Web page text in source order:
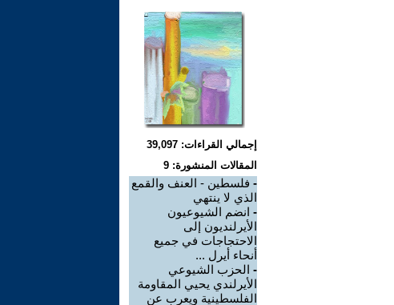
إجمالي القراءات: 39,097
المقالات المنشورة: 9
- فلسطين - العنف والقمع
الذي لا ينتهي
- انضم الشيوعيون
الأيرلنديون إلى
الاحتجاجات في جميع
أنحاء أيرل ...
- الحزب الشيوعي
الأيرلندي يحيي المقاومة
الفلسطينية ويعرب عن